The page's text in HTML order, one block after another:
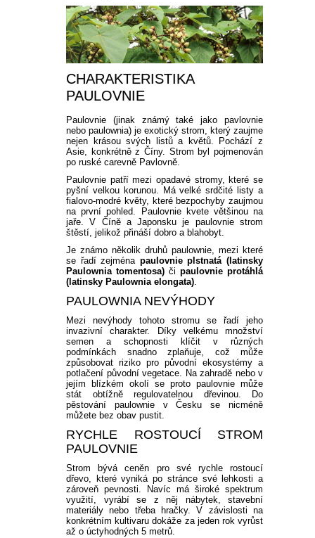
CHARAKTERISTIKA
PAULOVNIE
Paulovnie (jinak známý také jako pavlovnie
nebo paulownia) je exotický strom, který zaujme
nejen krásou svých listů a květů. Pochází z
Asie, konkrétně z Číny. Strom byl pojmenován
po ruské carevně Pavlovně.
Paulovnie patří mezi opadavé stromy, které se
pyšní velkou korunou. Má velké srdčité listy a
fialovo-modré květy, které bezpochyby zaujmou
na první pohled. Paulovnie kvete většinou na
jaře. V Číně a Japonsku je paulovnie strom
štěstí, jelikož přináší dobro a blahobyt.
Je známo několik druhů paulownie, mezi které
se řadí zejména paulovnie plstnatá (latinsky
Paulownia tomentosa) či paulovnie protáhlá
(latinsky Paulownia elongata).
PAULOWNIA NEVÝHODY
Mezi nevýhody tohoto stromu se řadí jeho
invazivní charakter. Díky velkému množství
semen a schopnosti klíčit v různých
podmínkách snadno zplaňuje, což může
způsobovat riziko pro původní ekosystémy a
potlačení původní vegetace. Na zahradě nebo v
jejím blízkém okolí se proto paulovnie může
stát obtížně regulovatelnou dřevinou. Do
pěstování paulownie v Česku se nicméně
můžete bez obav pustit.
RYCHLE ROSTOUCÍ STROM
PAULOVNIE
Strom bývá ceněn pro své rychle rostoucí
dřevo, které vyniká po stránce své lehkosti a
zároveň pevnosti. Navíc má široké spektrum
využití, vyrábí se z něj nábytek, stavební
materiály nebo třeba hračky. V závislosti na
konkrétním kultivaru dokáže za jeden rok vyrůst
až o úctyhodných 5 metrů.